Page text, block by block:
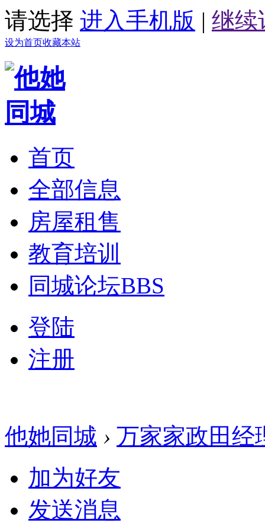
请选择 进入手机版 | 继续
设为首页收藏本站
首页
全部信息
房屋租售
教育培训
同城论坛BBS
登陆
注册
他她同城 › 万家家政田经
加为好友
发送消息